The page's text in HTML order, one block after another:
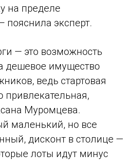
на пределе
пояснила эксперт.
— это возможность
дешевое имущество
ведь стартовая
привлекательная,
Муромцева.
маленький, но все
дисконт в столице —
лоты идут минус